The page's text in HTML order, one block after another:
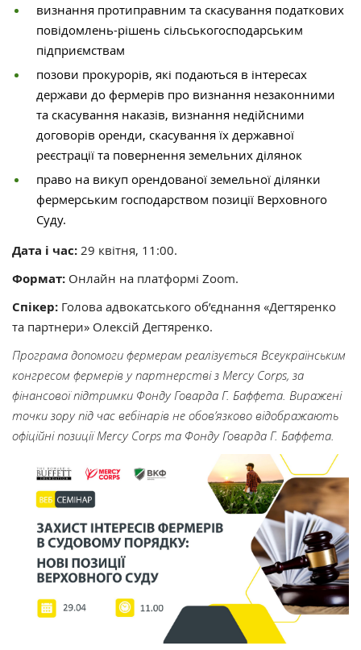
визнання протиправним та скасування податкових
повідомлень-рішень сільськогосподарським
підприємствам
позови прокурорів, які подаються в інтересах
держави до фермерів про визнання незаконними
та скасування наказів, визнання недійсними
договорів оренди, скасування їх державної
реєстрації та повернення земельних ділянок
право на викуп орендованої земельної ділянки
фермерським господарством позиції Верховного
Суду.
Дата і час: 29 квітня, 11:00.
Формат: Онлайн на платформі Zoom.
Спікер: Голова адвокатського об’єднання «Дегтяренко
та партнери» Олексій Дегтяренко.
Програма допомоги фермерам реалізується Всеукраїнським
конгресом фермерів у партнерстві з Mercy Corps, за
фінансової підтримки Фонду Говарда Г. Баффета. Виражені
точки зору під час вебінарів не обов’язково відображають
офіційні позиції Mercy Corps та Фонду Говарда Г. Баффета.